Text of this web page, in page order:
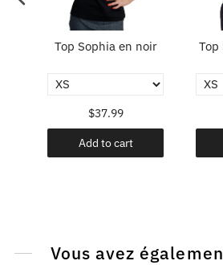
Top Sophia en noir
$37.99
Add to cart
Top
Vous avez